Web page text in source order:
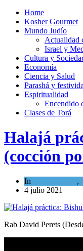
Home
Kosher Gourmet
Mundo Judío
Actualidad
Israel y
Cultura y
Economía
Ciencia y Salud
Parashá y
Espiritualidad
Encendido
Clases de Torá
Halajá
(cocción
In ,
4 julio 2021
Rab David Perets